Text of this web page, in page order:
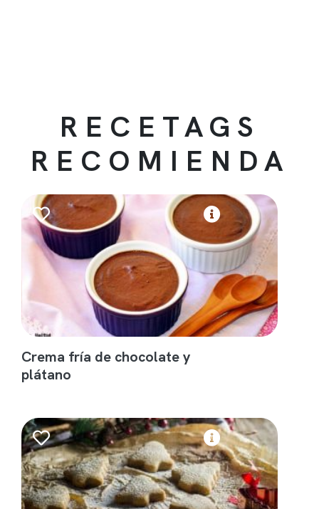
RECETAGS
RECOMIENDA
Crema fría de chocolate y
plátano